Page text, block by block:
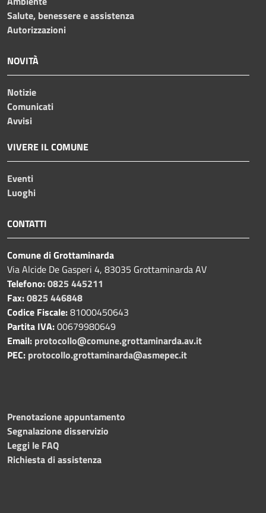
Salute, benessere e assistenza
Autorizzazioni
NOVITÀ
Notizie
Comunicati
Avvisi
VIVERE IL COMUNE
Eventi
Luoghi
CONTATTI
Comune di Grottaminarda
Via Alcide De Gasperi 4, 83035 Grottaminarda AV
Telefono:0825 445211
Fax:0825 446848
Codice Fiscale:81000450643
Partita IVA:00679980649
Email: protocollo@comune.grottaminarda.av.it
PEC: protocollo.grottaminarda@asmepec.it
Prenotazione appuntamento
Segnalazione disservizio
Leggi le FAQ
Richiesta di assistenza